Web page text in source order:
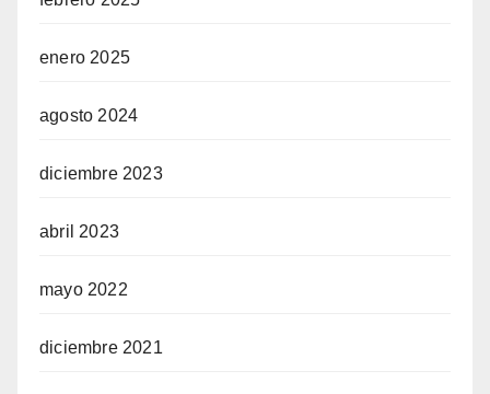
enero 2025
agosto 2024
diciembre 2023
abril 2023
mayo 2022
diciembre 2021